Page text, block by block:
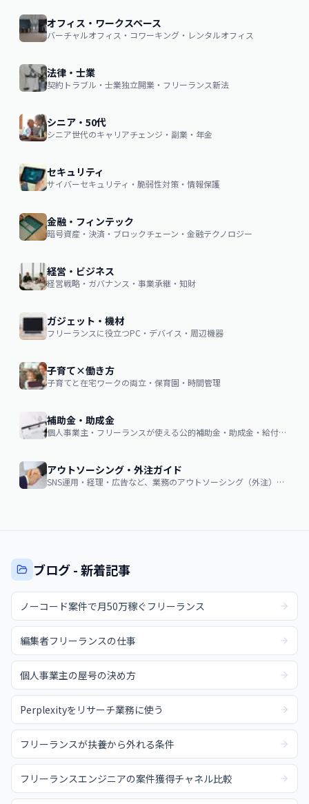
オフィス・ワークスペース
バーチャルオフィス・コワーキング・レンタルオフィス
法律・士業
契約トラブル・士業独立開業・フリーランス新法
シニア・50代
シニア世代のキャリアチェンジ・副業・年金
セキュリティ
サイバーセキュリティ・脆弱性対策・情報保護
金融・フィンテック
暗号資産・決済・ブロックチェーン・金融テクノロジー
経営・ビジネス
経営戦略・ガバナンス・事業承継・知財
ガジェット・機材
フリーランスに役立つPC・デバイス・周辺機器
子育て×働き方
子育てと在宅ワークの両立・保育園・時間管理
補助金・助成金
個人事業主・フリーランスが使える公的補助金・助成金・給付金の申請ガイド
アウトソーシング・外注ガイド
SNS運用・経理・広告など、業務のアウトソーシング（外注）を検討する企業・個人向け。費用相場・依頼の流れ・失敗しない選び方
ブログ - 新着記事
ノーコード案件で月50万稼ぐフリーランス
編集者フリーランスの仕事
個人事業主の屋号の決め方
Perplexityをリサーチ業務に使う
フリーランスが扶養から外れる条件
フリーランスエンジニアの案件獲得チャネル比較